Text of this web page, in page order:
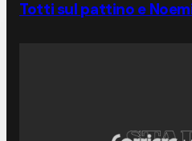
Totti sul pattino e